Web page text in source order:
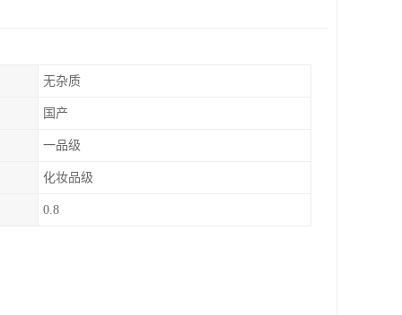
无杂质
国产
一品级
化妆品级
0.8